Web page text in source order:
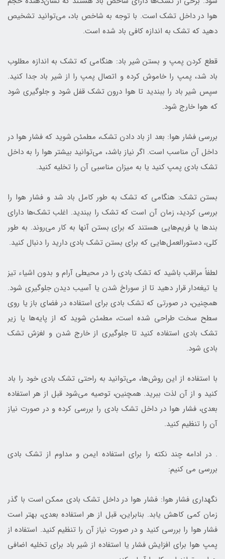
هوا در داخل تشک است. با توجه به شاخص باد، می‌توانید تشخیص
دهید که تشک به اندازه کافی باد شده است.
قطع کردن پمپ و بستن شیر باد: هنگامی که تشک به اندازه مطلوب
باد شد، پمپ را خاموش کرده و اتصال پمپ را از شیر باد جدا کنید.
سپس شیر باد را ببندید تا هوا درون تشک قفل شود و جلوگیری شود
که هوا خارج شود.
بررسی فشار هوا: بعد از باد دادن تشک، مطمئن شوید که فشار هوا در
داخل آن مناسب است. اگر نیاز باشد، می‌توانید بیشتر هوا را به داخل
تشک بادی پمپ کنید یا به میزان مناسبی آن را تخلیه کنید.
بستن تشک: هنگامی که تشک به طور کامل باد شد و فشار هوا را
بررسی کردید، زمان آن است که تشک را ببندید. اغلب تشک‌ها دارای
بندها یا فریم‌هایی هستند که برای بستن آنها به کار می‌روند. به طور
کلی، دستورالعمل‌هایی که برای بستن تشک بادی دارید را دنبال کنید.
لطفاً مراقب باشید که تشک بادی را در محیطی آرام و بدون اشیاء تیز
یا تیغه‌دار قرار دهید تا از سوراخ شدن یا آسیب دیدن جلوگیری شود.
همچنین، در صورتی که تشک بادی برای استفاده در فضای باز یا روی
سطح سخت طراحی شده است، مطمئن شوید که از پایه‌ها یا زیر
تشک بادی استفاده کنید تا جلوگیری از خارج شدن و لغزش تشک
بادی شود.
با استفاده از این روش‌ها، می‌توانید به راحتی تشک بادی خود را باد
کنید و از آن لذت ببرید. همچنین، توصیه می‌شود قبل از هر استفاده
بعدی، فشار هوا در داخل تشک بادی را بررسی کرده و در صورت نیاز
آن را تنظیم کنید.
. در ادامه چند نکته را برای استفاده ایمن و مداوم از تشک بادی
بررسی می کنیم:
نگهداری فشار هوا: فشار هوا در داخل تشک بادی ممکن است با گذر
زمان کمی کاهش یابد. بنابراین، قبل از هر استفاده بعدی، بهتر است
فشار هوا را بررسی کنید و در صورت نیاز آن را تنظیم کنید. استفاده از
پمپ هوا برای افزایش فشار یا استفاده از شیر باد برای تخلیه اضافی